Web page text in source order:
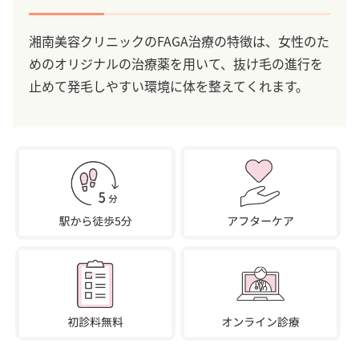
湘南美容クリニックのFAGA治療の特徴は、女性のた
めのオリジナルの治療薬を用いて、抜け毛の進行を
止めて発毛しやすい環境に体を整えてくれます。